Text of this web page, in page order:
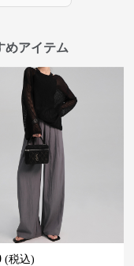
めアイテム
(税込)